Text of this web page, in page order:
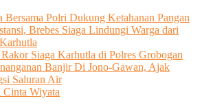
Bersama Polri Dukung Ketahanan Pangan
Brebes Siaga Lindungi Warga dari
Siaga Karhutla di Polres Grobogan
Banjir Di Jono-Gawan, Ajak
Saluran Air
Wiyata